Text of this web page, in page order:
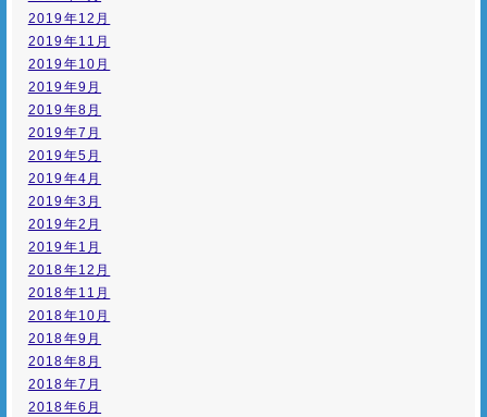
2019年12月
2019年11月
2019年10月
2019年9月
2019年8月
2019年7月
2019年5月
2019年4月
2019年3月
2019年2月
2019年1月
2018年12月
2018年11月
2018年10月
2018年9月
2018年8月
2018年7月
2018年6月